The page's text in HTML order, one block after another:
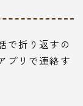
で折り返すの
プリで連絡す